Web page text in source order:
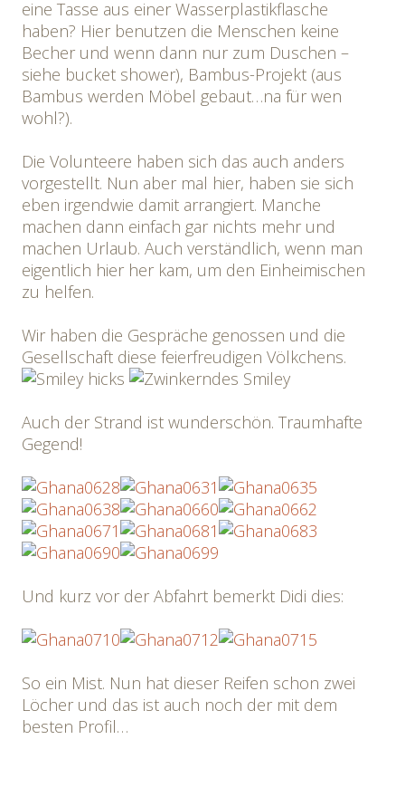
eine Tasse aus einer Wasserplastikflasche
haben? Hier benutzen die Menschen keine
Becher und wenn dann nur zum Duschen –
siehe bucket shower), Bambus-Projekt (aus
Bambus werden Möbel gebaut…na für wen
wohl?).
Die Volunteere haben sich das auch anders
vorgestellt. Nun aber mal hier, haben sie sich
eben irgendwie damit arrangiert. Manche
machen dann einfach gar nichts mehr und
machen Urlaub. Auch verständlich, wenn man
eigentlich hier her kam, um den Einheimischen
zu helfen.
Wir haben die Gespräche genossen und die
Gesellschaft diese feierfreudigen Völkchens.
hicks
Auch der Strand ist wunderschön. Traumhafte
Gegend!
Und kurz vor der Abfahrt bemerkt Didi dies:
So ein Mist. Nun hat dieser Reifen schon zwei
Löcher und das ist auch noch der mit dem
besten Profil…